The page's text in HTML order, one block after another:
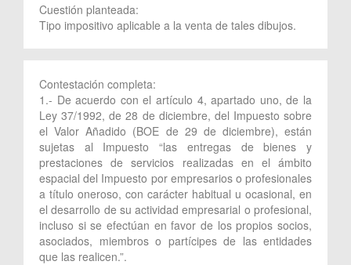
Cuestión planteada:
Tipo impositivo aplicable a la venta de tales dibujos.
Contestación completa:
1.- De acuerdo con el artículo 4, apartado uno, de la
Ley 37/1992, de 28 de diciembre, del Impuesto sobre
el Valor Añadido (BOE de 29 de diciembre), están
sujetas al Impuesto “las entregas de bienes y
prestaciones de servicios realizadas en el ámbito
espacial del Impuesto por empresarios o profesionales
a título oneroso, con carácter habitual u ocasional, en
el desarrollo de su actividad empresarial o profesional,
incluso si se efectúan en favor de los propios socios,
asociados, miembros o partícipes de las entidades
que las realicen.”.